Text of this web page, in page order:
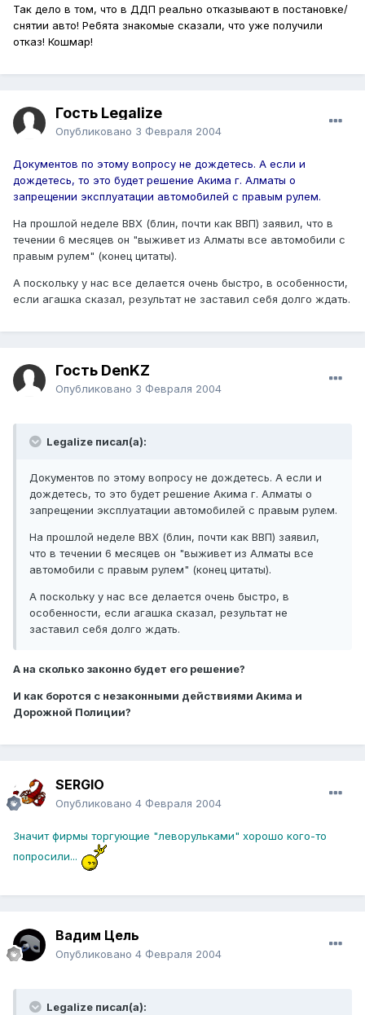
Так дело в том, что в ДДП реально отказывают в постановке/
снятии авто! Ребята знакомые сказали, что уже получили
отказ! Кошмар!
Гость Legalize
Опубликовано 3 Февраля 2004
Документов по этому вопросу не дождетесь. А если и
дождетесь, то это будет решение Акима г. Алматы о
запрещении эксплуатации автомобилей с правым рулем.
На прошлой неделе ВВХ (блин, почти как ВВП) заявил, что в
течении 6 месяцев он "выживет из Алматы все автомобили с
правым рулем" (конец цитаты).
А поскольку у нас все делается очень быстро, в особенности,
если агашка сказал, результат не заставил себя долго ждать.
Гость DenKZ
Опубликовано 3 Февраля 2004
Legalize писал(а):
Документов по этому вопросу не дождетесь. А если и
дождетесь, то это будет решение Акима г. Алматы о
запрещении эксплуатации автомобилей с правым рулем.
На прошлой неделе ВВХ (блин, почти как ВВП) заявил,
что в течении 6 месяцев он "выживет из Алматы все
автомобили с правым рулем" (конец цитаты).
А поскольку у нас все делается очень быстро, в
особенности, если агашка сказал, результат не
заставил себя долго ждать.
А на сколько законно будет его решение?
И как боротся с незаконными действиями Акима и
Дорожной Полиции?
SERGIO
Опубликовано 4 Февраля 2004
Значит фирмы торгующие "леворульками" хорошо кого-то
попросили...
Вадим Цель
Опубликовано 4 Февраля 2004
Legalize писал(а):